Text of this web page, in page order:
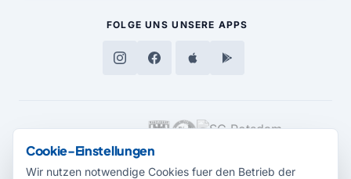
FOLGE UNS UNSERE APPS
MEDIENPARTNER
Cookie-Einstellungen
Wir nutzen notwendige Cookies fuer den Betrieb der